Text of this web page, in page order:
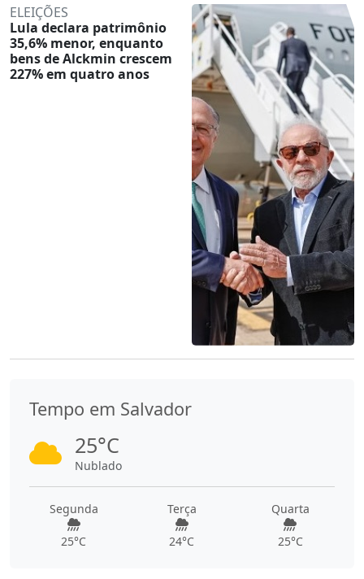
ELEIÇÕES
Lula declara patrimônio
35,6% menor, enquanto
bens de Alckmin crescem
227% em quatro anos
Tempo em Salvador
25°C
Nublado
Segunda
25°C
Terça
24°C
Quarta
25°C